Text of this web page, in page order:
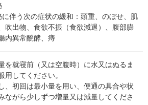
に伴う次の症状の緩和：頭重、のぼせ、肌
吹出物、食欲不振（食欲減退）、腹部膨
内異常醗酵、痔
を就寝前（又は空腹時）に水又はぬるま
用してください。
、初回は最小量を用い、便通の具合や状
ながら少しずつ増量又は減量してくださ